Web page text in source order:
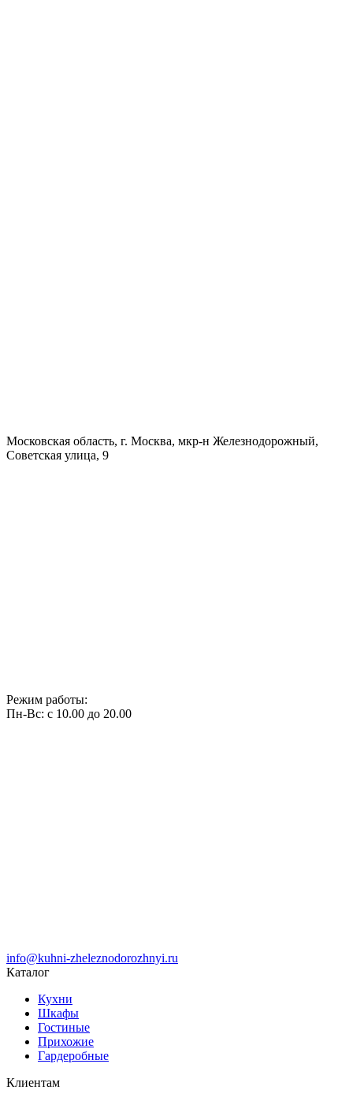
Московская область, г. Москва, мкр-н Железнодорожный,
Советская улица, 9
Режим работы:
Пн-Вс: с 10.00 до 20.00
info@kuhni-zheleznodorozhnyi.ru
Каталог
Кухни
Шкафы
Гостиные
Прихожие
Гардеробные
Клиентам